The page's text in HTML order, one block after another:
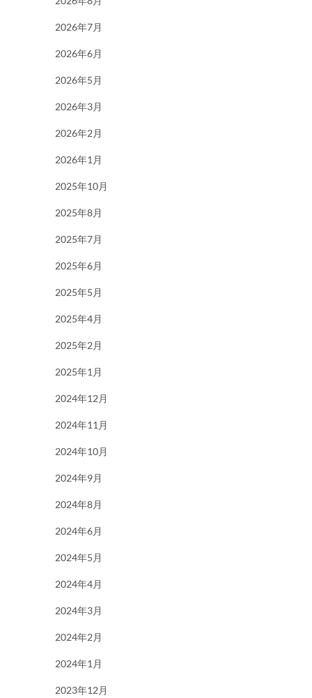
2026年7月
2026年6月
2026年5月
2026年3月
2026年2月
2026年1月
2025年10月
2025年8月
2025年7月
2025年6月
2025年5月
2025年4月
2025年2月
2025年1月
2024年12月
2024年11月
2024年10月
2024年9月
2024年8月
2024年6月
2024年5月
2024年4月
2024年3月
2024年2月
2024年1月
2023年12月